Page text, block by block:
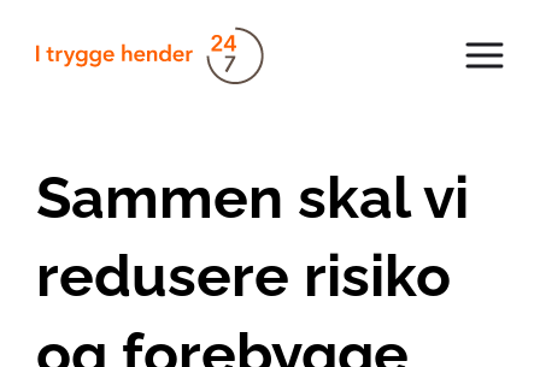
Sammen skal vi
redusere risiko